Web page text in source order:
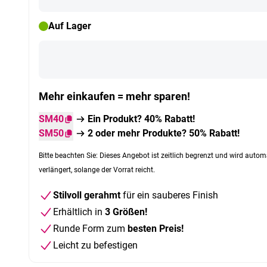
Auf Lager
Mehr einkaufen = mehr sparen!
SM40
Ein Produkt? 40% Rabatt!
SM50
2 oder mehr Produkte? 50% Rabatt!
Bitte beachten Sie: Dieses Angebot ist zeitlich begrenzt und wird
verlängert, solange der Vorrat reicht.
Stilvoll gerahmtfür ein sauberes Finish
Erhältlich in 3 Größen!
Runde Form zum besten Preis!
Leicht zu befestigen